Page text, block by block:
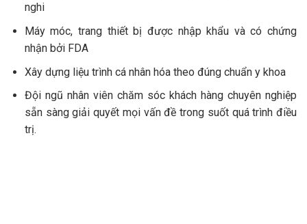
nghi
Máy móc, trang thiết bị được nhập khẩu và có chứng
nhận bởi FDA
Xây dựng liệu trình cá nhân hóa theo đúng chuẩn y khoa
Đội ngũ nhân viên chăm sóc khách hàng chuyên nghiệp
sẵn sàng giải quyết mọi vấn đề trong suốt quá trình điều
trị.